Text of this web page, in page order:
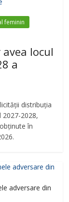
feminin
locul
a
distribuția
2027-2028,
în
adversare din